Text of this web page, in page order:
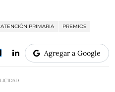
ATENCIÓN PRIMARIA
PREMIOS
Agregar a Google